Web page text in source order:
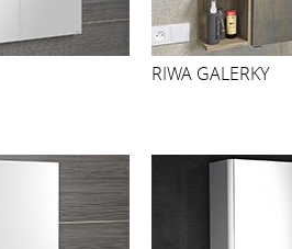
RIWA GALERKY